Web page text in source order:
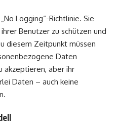
Logging“-Richtlinie. Sie
Benutzer zu schützen und
diesem Zeitpunkt müssen
Daten
akzeptieren, aber ihr
Daten – auch keine